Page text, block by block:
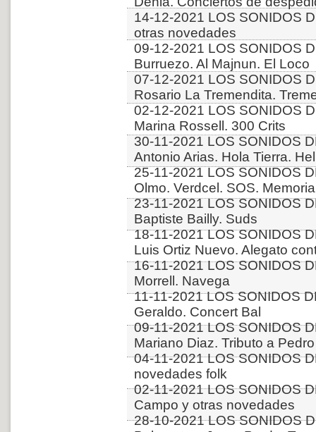
14-12-2021 LOS SONIDOS
otras novedades
09-12-2021 LOS SONIDOS
Burruezo. Al Majnun. El Loco
07-12-2021 LOS SONIDOS
Rosario La Tremendita.
02-12-2021 LOS SONIDOS
Marina Rossell. 300 Crits
30-11-2021 LOS SONIDOS
Antonio Arias. Hola Tierra.
25-11-2021 LOS SONIDOS
Olmo. Verdcel. SOS.
23-11-2021 LOS SONIDOS
Baptiste Bailly. Suds
18-11-2021 LOS SONIDOS
Luis Ortiz Nuevo. Alegato
16-11-2021 LOS SONIDOS
Morrell. Navega
11-11-2021 LOS SONIDOS
Geraldo. Concert Bal
09-11-2021 LOS SONIDOS
Mariano Diaz. Tributo a
04-11-2021 LOS SONIDOS
novedades folk
02-11-2021 LOS SONIDOS
Campo y otras novedades
28-10-2021 LOS SONIDOS